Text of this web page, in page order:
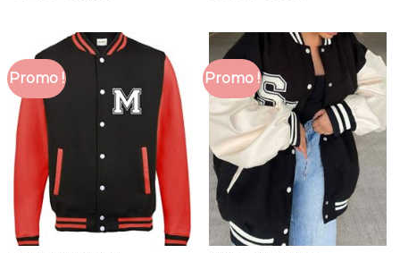
Promo ! Promo !